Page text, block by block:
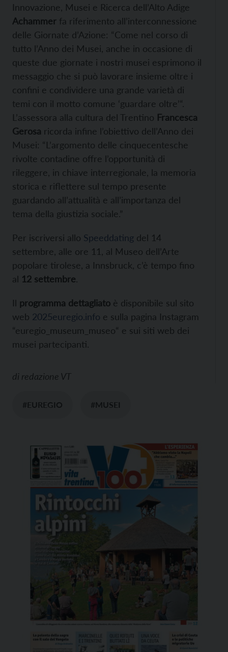
Innovazione, Musei e Ricerca dell’Alto Adige
Achammer fa riferimento all’interconnessione
delle Giornate d’Azione: “Come nel corso di
tutto l’Anno dei Musei, anche in occasione di
queste due giornate i nostri musei esprimono il
messaggio che si può lavorare insieme oltre i
confini e condividere una grande varietà di
temi con il motto comune ‘guardare oltre’“.
L’assessora alla cultura del Trentino Francesca
Gerosa ricorda infine l’obiettivo dell’Anno dei
Musei: “L’argomento delle cinquecentesche
rivolte contadine offre l’opportunità di
rileggere, in chiave interregionale, la memoria
storica e riflettere sul tempo presente
guardando all’attualità e all’importanza del
tema della giustizia sociale.”
Per iscriversi allo Speeddating del 14
settembre, alle ore 11, al Museo dell’Arte
popolare tirolese, a Innsbruck, c’è tempo fino
al 12 settembre.
Il programma dettagliato è disponibile sul sito
web 2025euregio.info e sulla pagina Instagram
“euregio_museum_museo“ e sui siti web dei
musei partecipanti.
di redazione VT
#EUREGIO #MUSEI